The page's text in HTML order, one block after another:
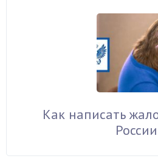
Как написать
России